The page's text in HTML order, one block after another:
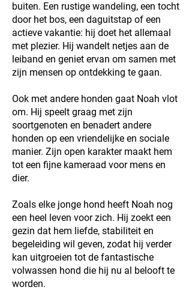
buiten. Een rustige wandeling, een tocht
door het bos, een daguitstap of een
actieve vakantie: hij doet het allemaal
met plezier. Hij wandelt netjes aan de
leiband en geniet ervan om samen met
zijn mensen op ontdekking te gaan.
Ook met andere honden gaat Noah vlot
om. Hij speelt graag met zijn
soortgenoten en benadert andere
honden op een vriendelijke en sociale
manier. Zijn open karakter maakt hem
tot een fijne kameraad voor mens en
dier.
Zoals elke jonge hond heeft Noah nog
een heel leven voor zich. Hij zoekt een
gezin dat hem liefde, stabiliteit en
begeleiding wil geven, zodat hij verder
kan uitgroeien tot de fantastische
volwassen hond die hij nu al belooft te
worden.